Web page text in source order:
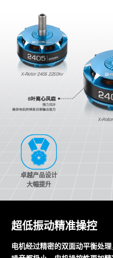
卓越产品设计
大幅提升
超低振动精准操控
电机经过精密的双面动平衡处